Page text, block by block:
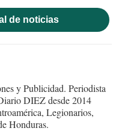
de noticias
y Publicidad. Periodista
DIEZ desde 2014
Legionarios,
Honduras.